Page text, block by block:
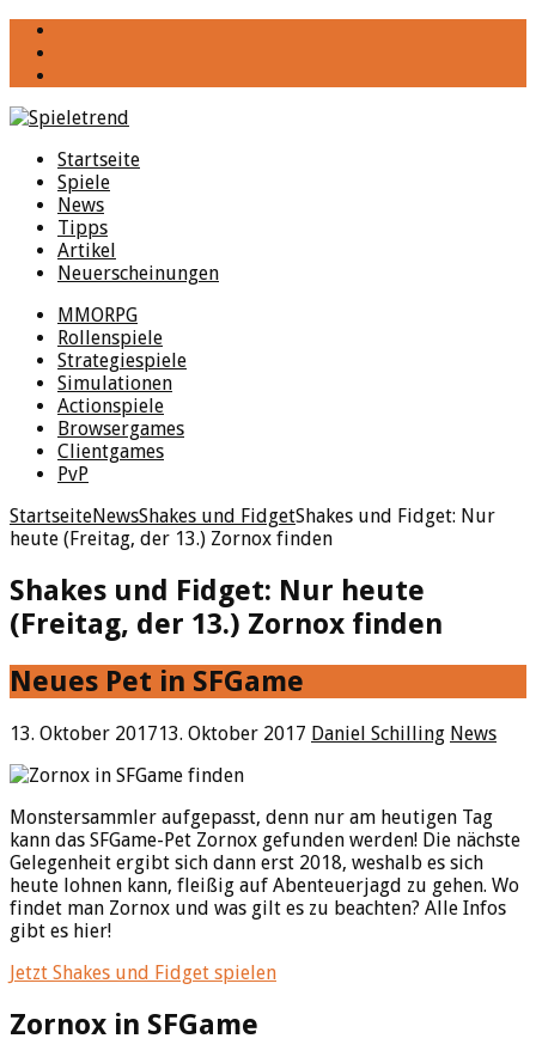
Startseite
Spiele
News
Tipps
Artikel
Neuerscheinungen
MMORPG
Rollenspiele
Strategiespiele
Simulationen
Actionspiele
Browsergames
Clientgames
PvP
StartseiteNewsShakes und FidgetShakes und Fidget: Nur
heute (Freitag, der 13.) Zornox finden
Shakes und Fidget: Nur heute
(Freitag, der 13.) Zornox finden
Neues Pet in SFGame
13. Oktober 201713. Oktober 2017 Daniel Schilling News
Monstersammler aufgepasst, denn nur am heutigen Tag
kann das SFGame-Pet Zornox gefunden werden! Die nächste
Gelegenheit ergibt sich dann erst 2018, weshalb es sich
heute lohnen kann, fleißig auf Abenteuerjagd zu gehen. Wo
findet man Zornox und was gilt es zu beachten? Alle Infos
gibt es hier!
Jetzt Shakes und Fidget spielen
Zornox in SFGame